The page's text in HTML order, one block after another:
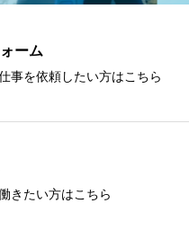
ーム
事を依頼したい方はこちら
きたい方はこちら